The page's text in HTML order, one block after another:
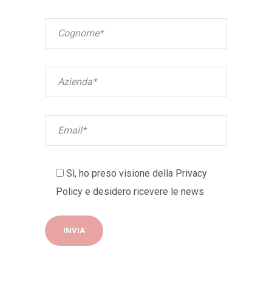
Sì, ho preso visione della Privacy
Policy e desidero ricevere le news